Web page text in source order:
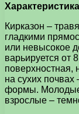
Кирказон –
гладкими
или невысокое
варьируется от
поверхностная,
на сухих
формы. Молодые
взрослые –